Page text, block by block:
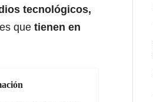
tecnológicos,
que tienen en